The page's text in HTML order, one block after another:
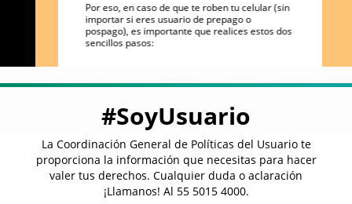
Por eso, en caso de que te roben tu celular (sin
importar si eres usuario de prepago o
pospago), es importante que realices estos dos
sencillos pasos:
De inmediato contacta al operador que te
brinda el servicio y proporciónale los datos
necesarios (número telefónico e IMEI), para
que realice el bloqueo de la línea telefónica y
del equipo. Esto evitará que sea usado para
cometer algún ilícito, que sea reactivado o
flexeado.
#SoyUsuario
La Coordinación General de Políticas del Usuario te
proporciona la información que necesitas para hacer
valer tus derechos. Cualquier duda o aclaración
¡Llamanos! Al 55 5015 4000.